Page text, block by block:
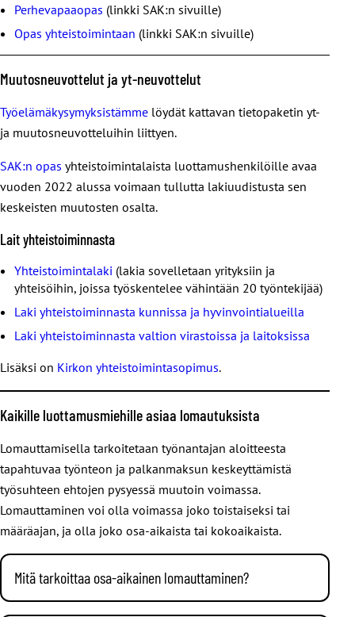
Perhevapaaopas (linkki SAK:n sivuille)
Opas yhteistoimintaan (linkki SAK:n sivuille)
Muutosneuvottelut ja yt-neuvottelut
Työelämäkysymyksistämme löydät kattavan tietopaketin yt-
ja muutosneuvotteluihin liittyen.
SAK:n opas yhteistoimintalaista luottamushenkilöille avaa
vuoden 2022 alussa voimaan tullutta lakiuudistusta sen
keskeisten muutosten osalta.
Lait yhteistoiminnasta
Yhteistoimintalaki (lakia sovelletaan yrityksiin ja
yhteisöihin, joissa työskentelee vähintään 20 työntekijää)
Laki yhteistoiminnasta kunnissa ja hyvinvointialueilla
Laki yhteistoiminnasta valtion virastoissa ja laitoksissa
Lisäksi on Kirkon yhteistoimintasopimus.
Kaikille luottamusmiehille asiaa lomautuksista
Lomauttamisella tarkoitetaan työnantajan aloitteesta
tapahtuvaa työnteon ja palkanmaksun keskeyttämistä
työsuhteen ehtojen pysyessä muutoin voimassa.
Lomauttaminen voi olla voimassa joko toistaiseksi tai
määräajan, ja olla joko osa-aikaista tai kokoaikaista.
Mitä tarkoittaa osa-aikainen lomauttaminen?
Osa-aikainen lomauttamine tarkoittaa päivittäisen tai